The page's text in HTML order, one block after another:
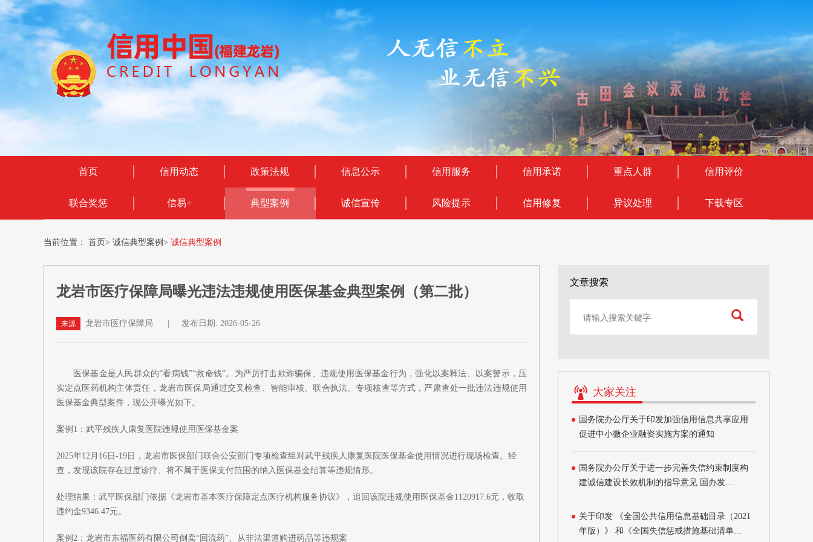
首页 信用动态 政策法规 信息公示 信用服务 信用承诺 重点人群 信用评价
联合奖惩 信易+ 典型案例 诚信宣传 风险提示 信用修复 异议处理 下载专区
当前位置： 首页> 诚信典型案例 > 诚信典型案例
龙岩市医疗保障局曝光违法违规使用医保基金典型案例（第二批）
来源 龙岩市医疗保障局 发布日期: 2026-05-26
医保基金是人民群众的“看病钱”“救命钱”。为严厉打击欺诈骗保、违规使用医保基金行为，强化以案释法、以案警示，压
实定点医药机构主体责任，龙岩市医保局通过交叉检查、智能审核、联合执法、专项核查等方式，严肃查处一批违法违规使用
医保基金典型案件，现公开曝光如下。
案例1：武平残疾人康复医院违规使用医保基金案
2025年12月16日-19日，龙岩市医保部门联合公安部门专项检查组对武平残疾人康复医院医保基金使用情况进行现场检查。经
查，发现该院存在过度诊疗、将不属于医保支付范围的纳入医保基金结算等违规情形。
处理结果：武平医保部门依据《龙岩市基本医疗保障定点医疗机构服务协议》，追回该院违规使用医保基金1120917.6元，收取
违约金9346.47元。
案例2：龙岩市东福医药有限公司倒卖“回流药”、从非法渠道购进药品等违规案
文章搜索
大家关注
国务院办公厅关于印发加强信用信息共享应用
促进中小微企业融资实施方案的通知
国务院办公厅关于进一步完善失信约束制度构
建诚信建设长效机制的指导意见 国办发
关于印发 《全国公共信用信息基础目录（2021
年版）》 和《全国失信惩戒措施基础清单